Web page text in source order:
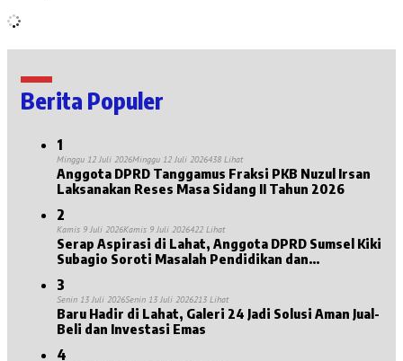
Berita Populer
1
Minggu 12 Juli 2026Minggu 12 Juli 2026438 Lihat
Anggota DPRD Tanggamus Fraksi PKB Nuzul Irsan
Laksanakan Reses Masa Sidang II Tahun 2026
2
Kamis 9 Juli 2026Kamis 9 Juli 2026422 Lihat
Serap Aspirasi di Lahat, Anggota DPRD Sumsel Kiki
Subagio Soroti Masalah Pendidikan dan
3
Senin 13 Juli 2026Senin 13 Juli 2026213 Lihat
Baru Hadir di Lahat, Galeri 24 Jadi Solusi Aman Jual-
Beli dan Investasi Emas
4